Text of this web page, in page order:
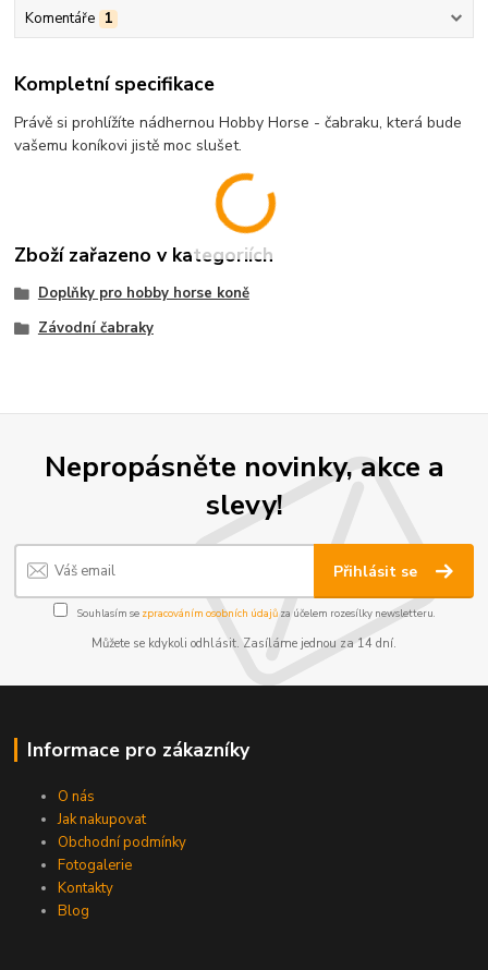
Komentáře 1
Kompletní specifikace
Právě si prohlížíte nádhernou Hobby Horse - čabraku, která bude
vašemu koníkovi jistě moc slušet.
Zboží zařazeno v kategoriích
Doplňky pro hobby horse koně
Závodní čabraky
Nepropásněte novinky, akce a
slevy!
Přihlásit se
Souhlasím se zpracováním osobních údajůza účelem rozesílky newsletteru.
Můžete se kdykoli odhlásit. Zasíláme jednou za 14 dní.
Informace pro zákazníky
O nás
Jak nakupovat
Obchodní podmínky
Fotogalerie
Kontakty
Blog